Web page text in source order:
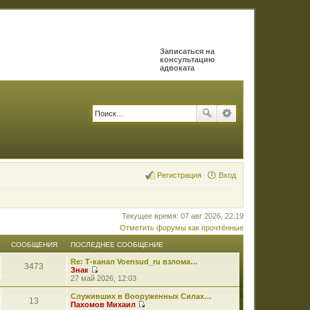
Записаться на
консультацию
адвоката
Вход
Регистрация
Текущее время: 07 авг 2026, 22:19
Отметить форумы как прочтённые
СООБЩЕНИЯ ПОСЛЕДНЕЕ СООБЩЕНИЕ
3473
Re: Т-канал Voensud_ru взлома…
Знак
П
е
р
е
27 май 2026, 12:03
13
Служивших в Вооруженных Силах…
Пахомов Михаил